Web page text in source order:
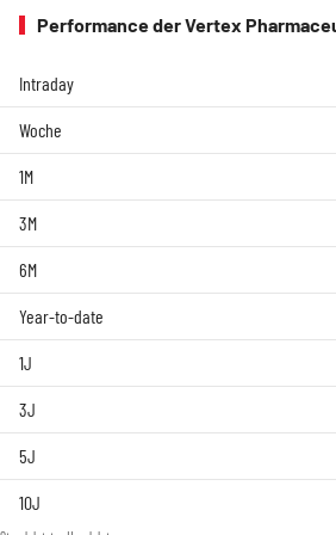
Performance der Vertex
Intraday
Woche
1M
3M
6M
Year-to-date
1J
3J
5J
10J